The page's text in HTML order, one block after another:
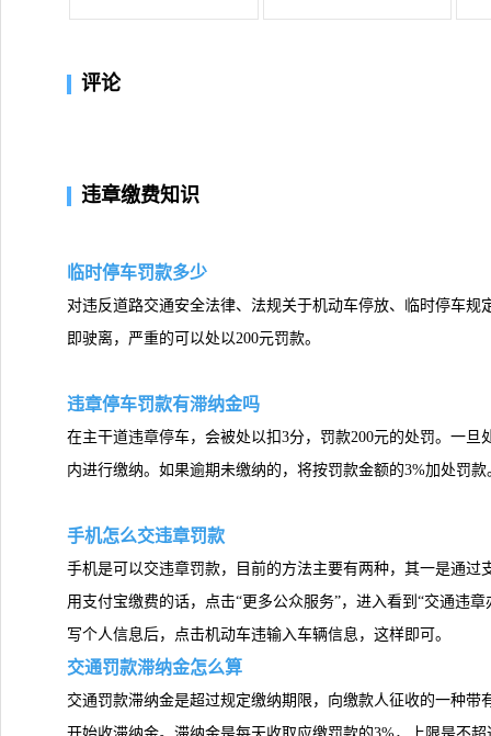
评论
违章缴费知识
临时停车罚款多少
对违反道路交通安全法律、法规关于机动车停放、临时停车
即驶离，严重的可以处以200元罚款。
违章停车罚款有滞纳金吗
在主干道违章停车，会被处以扣3分，罚款200元的处罚。一
内进行缴纳。如果逾期未缴纳的，将按罚款金额的3%加处罚
手机怎么交违章罚款
手机是可以交违章罚款，目前的方法主要有两种，其一是通过
用支付宝缴费的话，点击“更多公众服务”，进入看到“交通违
写个人信息后，点击机动车违输入车辆信息，这样即可。
交通罚款滞纳金怎么算
交通罚款滞纳金是超过规定缴纳期限，向缴款人征收的一种带